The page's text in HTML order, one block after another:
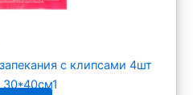
с клипсами 4шт
30*40см1